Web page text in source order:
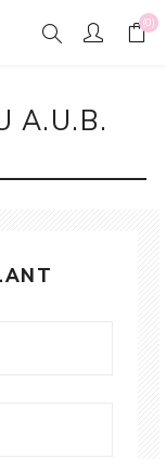
(0)
A.U.B.